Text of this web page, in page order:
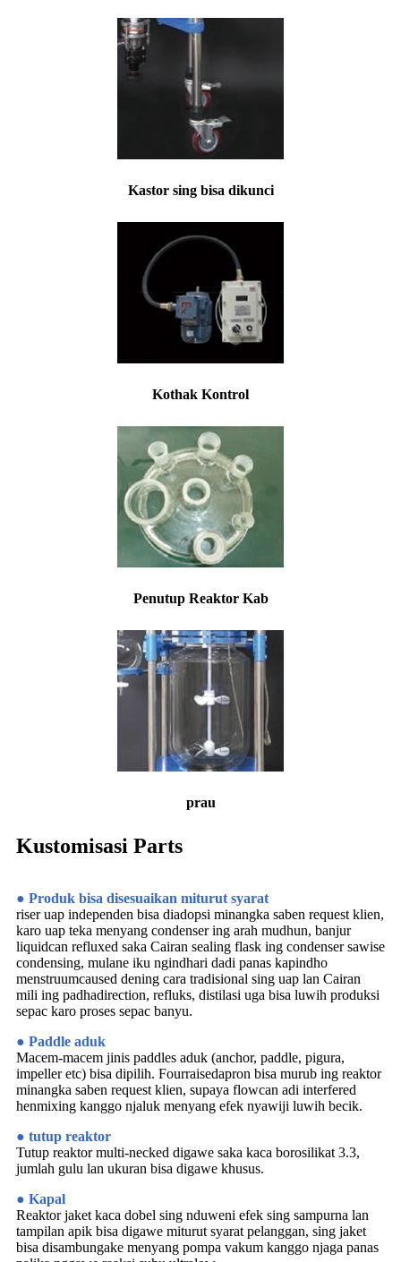
Kastor sing bisa dikunci
Kothak Kontrol
Penutup Reaktor Kab
prau
Kustomisasi Parts
● Produk bisa disesuaikan miturut syarat
riser uap independen bisa diadopsi minangka saben request klien,
karo uap teka menyang condenser ing arah mudhun, banjur
liquidcan refluxed saka Cairan sealing flask ing condenser sawise
condensing, mulane iku ngindhari dadi panas kapindho
menstruumcaused dening cara tradisional sing uap lan Cairan
mili ing padhadirection, refluks, distilasi uga bisa luwih produksi
sepac karo proses sepac banyu.
● Paddle aduk
Macem-macem jinis paddles aduk (anchor, paddle, pigura,
impeller etc) bisa dipilih. Fourraisedapron bisa murub ing reaktor
minangka saben request klien, supaya flowcan adi interfered
henmixing kanggo njaluk menyang efek nyawiji luwih becik.
● tutup reaktor
Tutup reaktor multi-necked digawe saka kaca borosilikat 3.3,
jumlah gulu lan ukuran bisa digawe khusus.
● Kapal
Reaktor jaket kaca dobel sing nduweni efek sing sampurna lan
tampilan apik bisa digawe miturut syarat pelanggan, sing jaket
bisa disambungake menyang pompa vakum kanggo njaga panas